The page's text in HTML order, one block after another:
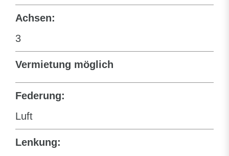
Achsen:
3
Vermietung möglich
Federung:
Luft
Lenkung: